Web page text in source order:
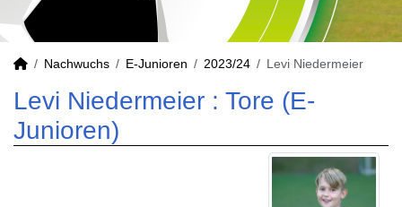
Nachwuchs E-Junioren 2023/24 Levi Niedermeier
Levi Niedermeier : Tore (E-
Junioren)